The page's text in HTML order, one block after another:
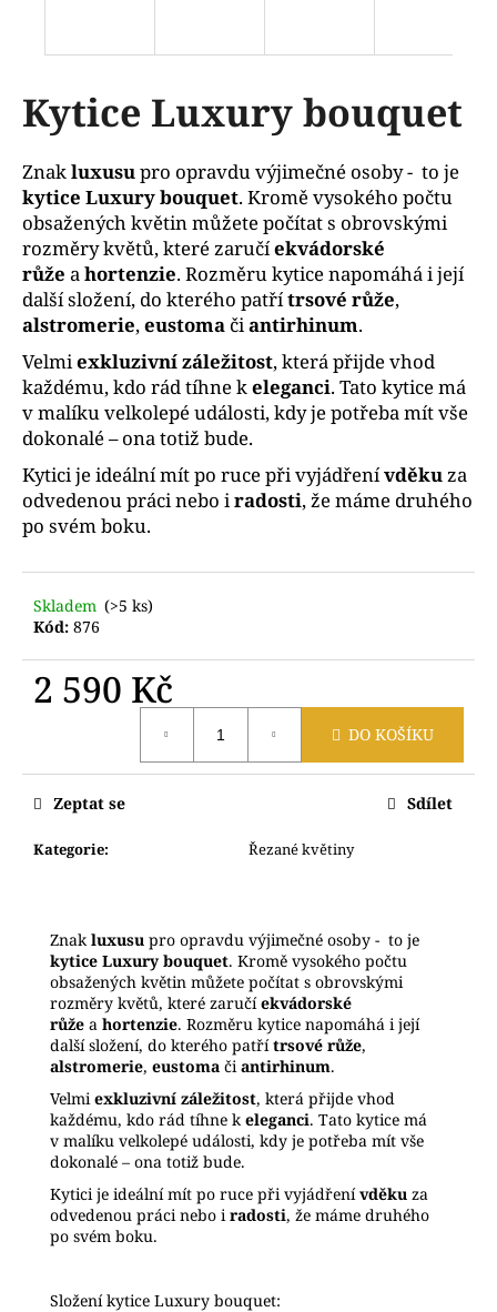
Kytice Luxury bouquet
Znakluxusupro opravdu výjimečné osoby - to je
kytice Luxury bouquet. Kromě vysokého počtu
obsažených květin můžete počítat s obrovskými
rozměry květů, které zaručíekvádorské
růže ahortenzie. Rozměru kytice napomáhá i její
další složení, do kterého patřítrsové růže,
alstromerie,eustoma čiantirhinum.
Velmiexkluzivní záležitost, která přijde vhod
každému, kdo rád tíhne keleganci. Tato kytice má
v malíku velkolepé události, kdy je potřeba mít vše
dokonalé – ona totiž bude.
Kytici je ideální mít po ruce při vyjádřenívděkuza
odvedenou práci nebo iradosti, že máme druhého
po svém boku.
Skladem (>5 ks)
Kód: 876
2 590 Kč
DO KOŠÍKU
Kategorie: Řezané květiny
Zeptat se Sdílet
Znak luxusu pro opravdu výjimečné osoby - to je
kytice Luxury bouquet. Kromě vysokého počtu
obsažených květin můžete počítat s obrovskými
rozměry květů, které zaručíekvádorské
růže a hortenzie. Rozměru kytice napomáhá i její
další složení, do kterého patřítrsové růže,
alstromerie, eustoma či antirhinum.
Velmi exkluzivní záležitost, která přijde vhod
každému, kdo rád tíhne k eleganci. Tato kytice má
v malíku velkolepé události, kdy je potřeba mít vše
dokonalé – ona totiž bude.
Kytici je ideální mít po ruce při vyjádřenívděku za
odvedenou práci nebo i radosti, že máme druhého
po svém boku.
Složení kytice Luxury bouquet:
í
t
?
HLEDAT
D
o
p
o
r
u
č
u
m
e
KYTICE